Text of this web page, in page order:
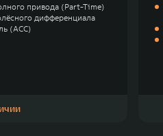
привода (Part-Time)
дифференциала
(ACC)